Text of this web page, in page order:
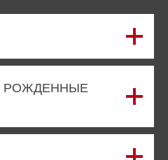
РОЖДЕННЫЕ